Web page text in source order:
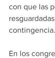
con que las
contingencia.
En los